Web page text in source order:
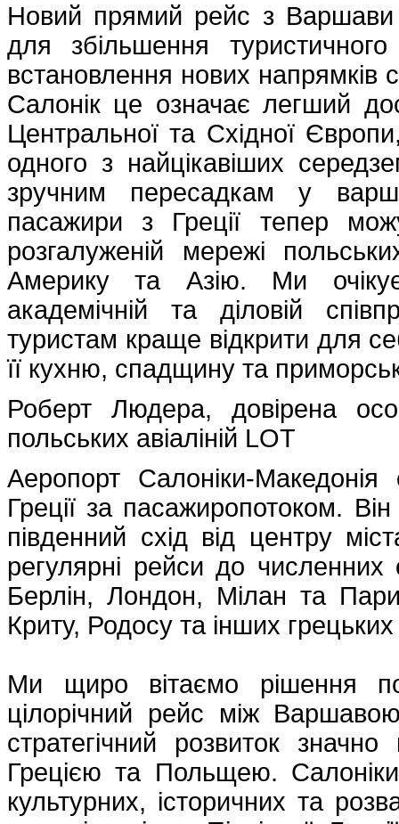
Новий прямий рейс з Варшави
для збільшення
встановлення нових
Салонік це означає легший
Центральної та Східної
одного з найцікавіших
зручним пересадкам у
пасажири з Греції тепер
розгалуженій мережі
Америку та Азію. Ми
академічній та діловій
туристам краще відкрити для
її кухню, спадщину та
Роберт Людера, довірена
польських авіаліній LOT
Аеропорт Салоніки-
Греції за пасажиропотоком.
південний схід від центру
регулярні рейси до
Берлін, Лондон, Мілан та
Криту, Родосу та інших грецьких
Ми щиро вітаємо рішення
цілорічний рейс між
стратегічний розвиток
Грецією та Польщею.
культурних, історичних та